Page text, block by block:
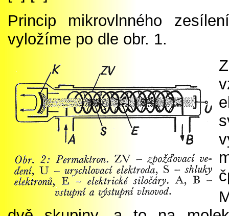
Princip mikrovlnného
vyložíme po dle obr. 1.